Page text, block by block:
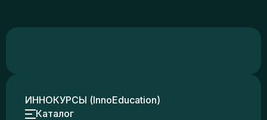
ИННОКУРСЫ (InnoEducation)
Каталог